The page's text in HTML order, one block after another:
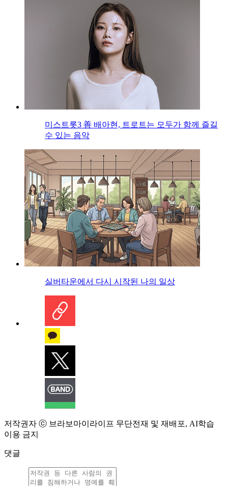
미스트롯3 善 배아현, 트로트는 모두가 함께 즐길
수 있는 음악
실버타운에서 다시 시작된 나의 일상
저작권자 ⓒ 브라보마이라이프 무단전재 및 재배포, AI학습
이용 금지
댓글